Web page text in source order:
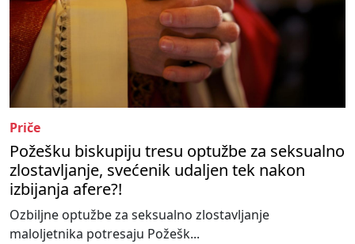
Priče
Požešku biskupiju tresu optužbe za seksualno
zlostavljanje, svećenik udaljen tek nakon
izbijanja afere?!
Ozbiljne optužbe za seksualno zlostavljanje
maloljetnika potresaju Požešk...